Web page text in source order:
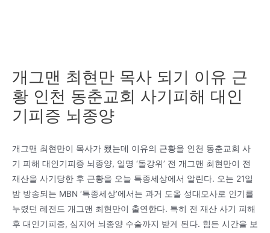
개그맨 최현만 목사 되기 이유 근
황 인천 동춘교회 사기피해 대인
기피증 뇌종양
개그맨 최현만이 목사가 됐는데 이유의 근황을 인천 동춘교회 사
기 피해 대인기피증 뇌종양, 일명 ‘돌강위’ 전 개그맨 최현만이 전
재산을 사기당한 후 근황을 오늘 특종세상에서 알린다. 오는 21일
밤 방송되는 MBN ‘특종세상’에서는 과거 도올 성대모사로 인기를
누렸던 레전드 개그맨 최현만이 출연한다. 특히 전 재산 사기 피해
후 대인기피증, 심지어 뇌종양 수술까지 받게 된다. 힘든 시간을 보